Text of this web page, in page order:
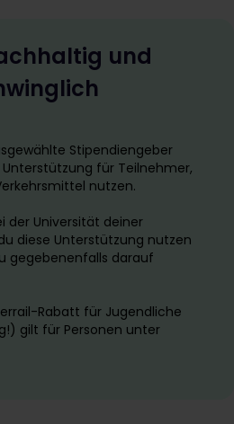
und
Stipendiengeber
für Teilnehmer,
nutzen.
der Universität deiner
diese Unterstützung nutzen
gegebenenfalls darauf
Rabatt für Jugendliche
gilt für Personen unter